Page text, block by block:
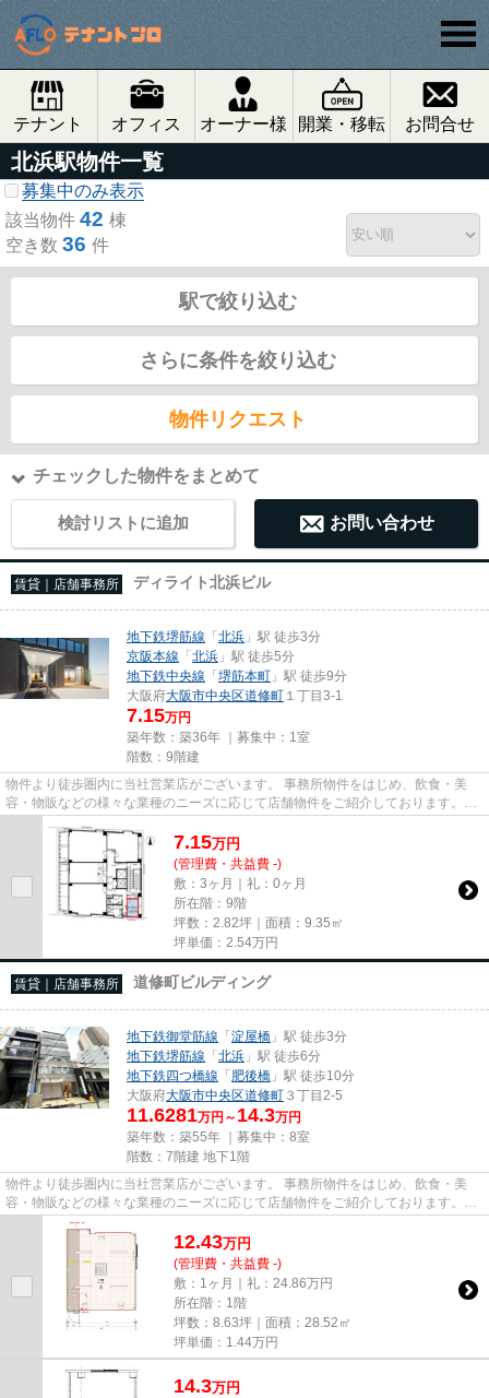
テナント オフィス オーナー様 開業・移転 お問合せ
北浜駅物件一覧
募集中のみ表示
該当物件 42 棟
空き数 36 件
駅で絞り込む
さらに条件を絞り込む
物件リクエスト
チェックした物件をまとめて
検討リストに追加 お問い合わせ
賃貸｜店舗事務所 ディライト北浜ビル
地下鉄堺筋線 「北浜 」駅 徒歩3分
京阪本線 「北浜 」駅 徒歩5分
地下鉄中央線 「堺筋本町 」駅 徒歩9分
大阪府大阪市中央区道修町 １丁目3-1
7.15万円
築年数：築36年 ｜募集中： 1室
階数：9階建
物件より徒歩圏内に当社営業店がございます。 事務所物件をはじめ、飲食・美
容・物販などの様々な業種のニーズに応じて店舗物件をご紹介しております。
尚、弊社ではおとり広告は一切...
7.15万円
(管理費・共益費 -)
敷：3ヶ月｜礼：0ヶ月
所在階：9階
坪数：2.82坪｜面積：9.35㎡
坪単価： 2.54万円
賃貸｜店舗事務所 道修町ビルディング
地下鉄御堂筋線 「淀屋橋 」駅 徒歩3分
地下鉄堺筋線 「北浜 」駅 徒歩6分
地下鉄四つ橋線 「肥後橋 」駅 徒歩10分
大阪府大阪市中央区道修町 ３丁目2-5
11.6281万円～ 14.3万円
築年数：築55年 ｜募集中： 8室
階数：7階建 地下1階
物件より徒歩圏内に当社営業店がございます。 事務所物件をはじめ、飲食・美
容・物販などの様々な業種のニーズに応じて店舗物件をご紹介しております。
尚、弊社ではおとり広告は一切...
12.43万円
(管理費・共益費 -)
敷：1ヶ月｜礼：24.86万円
所在階：1階
坪数：8.63坪｜面積：28.52㎡
坪単価： 1.44万円
14.3万円